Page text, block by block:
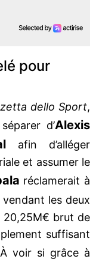
pour
dello Sport,
d’Alexis
afin d’alléger
et assumer le
réclamerait à
les deux
20,25M€ brut de
suffisant
voir si grâce à